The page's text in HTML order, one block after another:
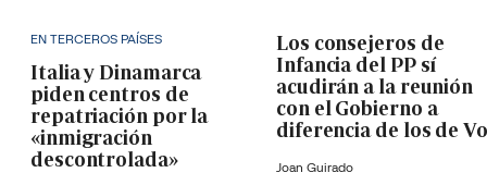
EN TERCEROS PAÍSES
Italia y Dinamarca
piden centros de
repatriación por la
«inmigración
descontrolada»
Los consejeros de
Infancia del PP sí
acudirán a la reunión
con el Gobierno a
diferencia de los de
Joan Guirado